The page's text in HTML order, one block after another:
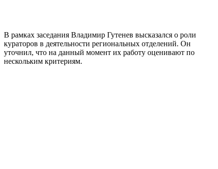
В рамках заседания Владимир Гутенев высказался о роли
кураторов в деятельности региональных отделений. Он
уточнил, что на данный момент их работу оценивают по
нескольким критериям.